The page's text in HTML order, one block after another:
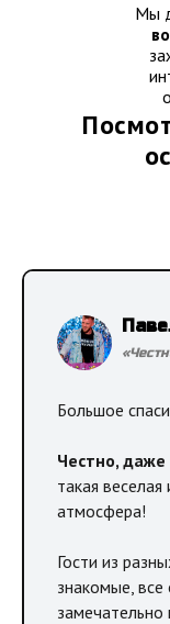
Проведем
Ресторан,
квартира,
Оставьте
☑ Я согласен
Мы
Большое
Честно,
такая
атмосфера!
Гости из
знакомые, все
замечательно